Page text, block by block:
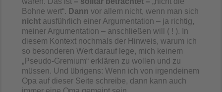
Bohne wert“. Dann vor allem nicht, wenn man sich
nicht ausführlich einer Argumentation – ja richtig,
meiner Argumentation – anschließen will ( ! ). In
diesem Kontext nochmals der Hinweis, warum ich
so besonderen Wert darauf lege, mich keinem
„Pseudo-Gremium“ erklären zu wollen und zu
müssen. Und übrigens: Wenn ich von irgendeinem
Opa auf dieser Seite schreibe, dann kann auch